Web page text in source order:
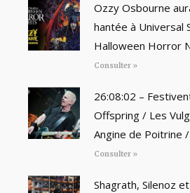
Ozzy Osbourne
hantée à Universal
Halloween Horror
Consulter »
26:08:02 –
Offspring / Les
Angine de Poitrine
Consulter »
Shagrath, Silenoz